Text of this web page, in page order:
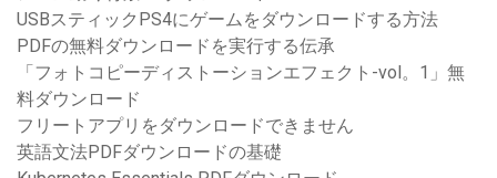
USBスティックPS4にゲームをダウンロードする方法
PDFの無料ダウンロードを実行する伝承
「フォトコピーディストーションエフェクト-vol。1」無
料ダウンロード
フリートアプリをダウンロードできません
英語文法PDFダウンロードの基礎